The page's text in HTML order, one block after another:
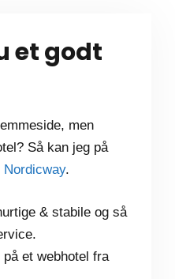
et godt
men
Så kan jeg på
Nordicway.
& stabile og så
et webhotel fra